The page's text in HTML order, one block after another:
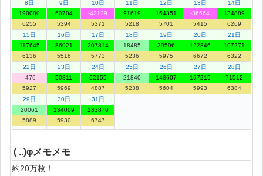
8日
190080
6255
9日
60704
5394
10日
-42129
5371
11日
91619
5218
12日
164351
5701
13日
-36664
5415
14日
134889
6269
15日
117645
6136
16日
86921
5516
17日
207814
5773
18日
18485
5236
19日
39596
5975
20日
122846
6672
21日
107271
6322
22日
-476
5927
23日
50811
5969
24日
62155
4887
25日
21840
5238
26日
148607
5604
27日
167215
5993
28日
71512
6384
29日
20061
5889
30日
134009
5930
31日
183870
6747
( ..)φメモメモ
約20万枚！